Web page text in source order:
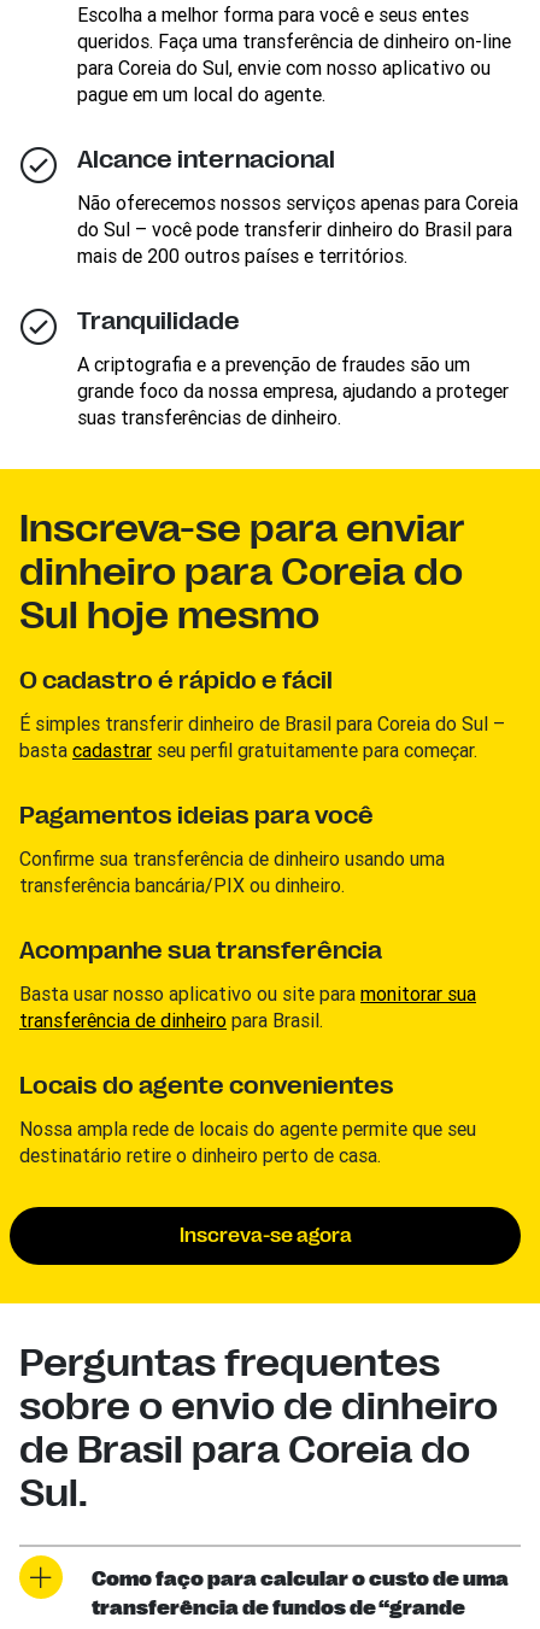
Escolha a melhor forma para você e seus entes
queridos. Faça uma transferência de dinheiro on-line
para Coreia do Sul, envie com nosso aplicativo ou
pague em um local do agente.
Alcance internacional
Não oferecemos nossos serviços apenas para Coreia
do Sul – você pode transferir dinheiro do Brasil para
mais de 200 outros países e territórios.
Tranquilidade
A criptografia e a prevenção de fraudes são um
grande foco da nossa empresa, ajudando a proteger
suas transferências de dinheiro.
Inscreva-se para enviar
dinheiro para Coreia do
Sul hoje mesmo
O cadastro é rápido e fácil
É simples transferir dinheiro de Brasil para Coreia do Sul –
basta cadastrar seu perfil gratuitamente para começar.
Pagamentos ideias para você
Confirme sua transferência de dinheiro usando uma
transferência bancária/PIX ou dinheiro.
Acompanhe sua transferência
Basta usar nosso aplicativo ou site para monitorar sua
transferência de dinheiro para Brasil.
Locais do agente convenientes
Nossa ampla rede de locais do agente permite que seu
destinatário retire o dinheiro perto de casa.
Inscreva-se agora
Perguntas frequentes
sobre o envio de dinheiro
de Brasil para Coreia do
Sul.
Como faço para calcular o custo de uma
transferência de fundos de “grande